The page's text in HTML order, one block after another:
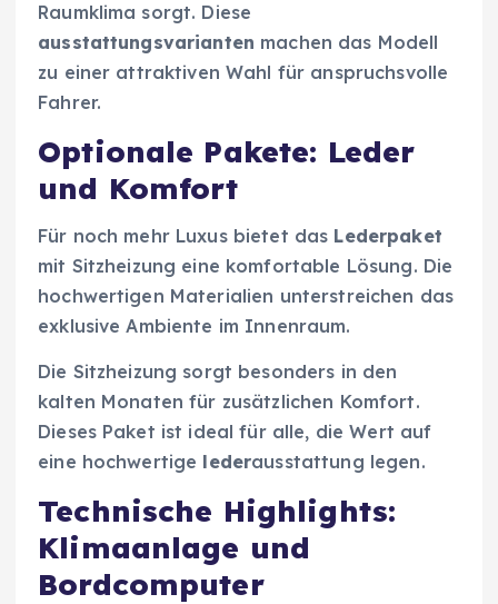
Raumklima sorgt. Diese
ausstattungsvarianten machen das Modell
zu einer attraktiven Wahl für anspruchsvolle
Fahrer.
Optionale Pakete: Leder
und Komfort
Für noch mehr Luxus bietet das Lederpaket
mit Sitzheizung eine komfortable Lösung. Die
hochwertigen Materialien unterstreichen das
exklusive Ambiente im Innenraum.
Die Sitzheizung sorgt besonders in den
kalten Monaten für zusätzlichen Komfort.
Dieses Paket ist ideal für alle, die Wert auf
eine hochwertige lederausstattung legen.
Technische Highlights:
Klimaanlage und
Bordcomputer